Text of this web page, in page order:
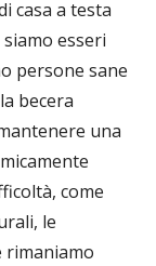
casa a testa
esseri
persone sane
becera
una
come
le
rimaniamo